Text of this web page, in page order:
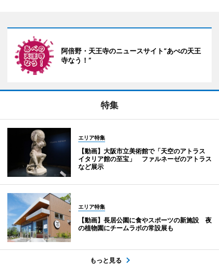
阿倍野・天王寺のニュースサイト“あべの天王
寺なう！”
特集
エリア特集
【動画】大阪市立美術館で「天空のアトラス
イタリア館の至宝」 ファルネーゼのアトラス
など展示
エリア特集
【動画】長居公園に食やスポーツの新施設 夜
の植物園にチームラボの常設展も
もっと見る